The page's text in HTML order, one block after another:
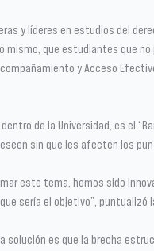
y líderes en estudios del
mismo, que estudiantes que
y Acceso
de la Universidad, es el
sin que les afecten los
este tema, hemos sido
sería el objetivo”, puntualizó
solución es que la brecha